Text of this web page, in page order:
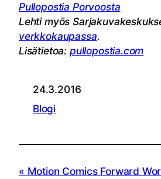
Pullopostia Porvoosta
Lehti myös
verkkokaupassa.
Lisätietoa: pullopostia.com
24.3.2016
Blogi
Motion Comics Forward